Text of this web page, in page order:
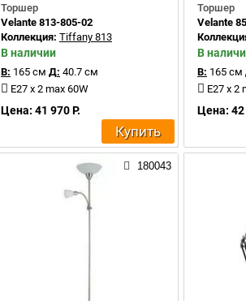
Торшер
Velante 813-805-02
Коллекция: Tiffany 813
В наличии
В: 165 см Д: 40.7 см
E27 x 2 max 60W
Цена: 41 970 Р.
Купить
Торшер
Velante
В
В: 165 см
E27 x 2
Цена: 42
180043